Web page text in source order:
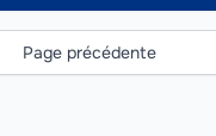
Page précédente